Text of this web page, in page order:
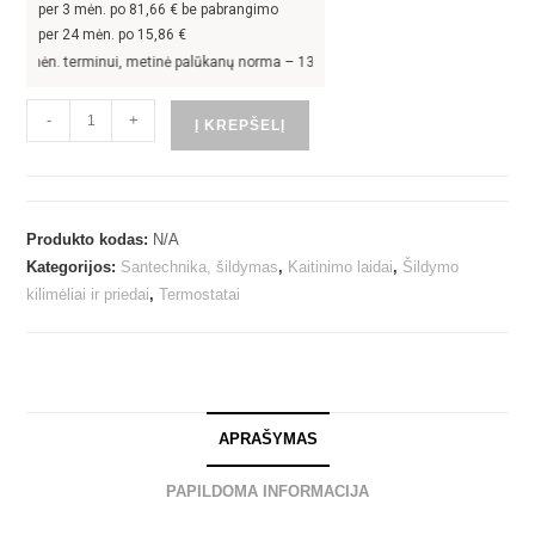
per 3 mėn. po 81,66 € be pabrangimo
per 24 mėn. po 15,86 €
terminui, metinė palūkanų norma –13,9 %, sutarties sudarymo mokestis -
- + Į KREPŠELĮ
Produkto kodas: N/A
Kategorijos: Santechnika, šildymas, Kaitinimo laidai, Šildymo
kilimėliai ir priedai,Termostatai
APRAŠYMAS
PAPILDOMA INFORMACIJA